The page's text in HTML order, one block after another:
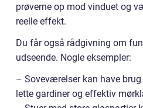
prøverne op mod vinduet og
reelle effekt.
Du får også rådgivning om
udseende. Nogle eksempler:
– Soveværelser kan have
lette gardiner og effektiv